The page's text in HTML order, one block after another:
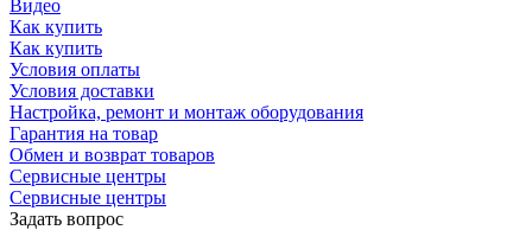
Видео
Как купить
Как купить
Условия оплаты
Условия доставки
Настройка, ремонт и монтаж оборудования
Гарантия на товар
Обмен и возврат товаров
Сервисные центры
Сервисные центры
Задать вопрос